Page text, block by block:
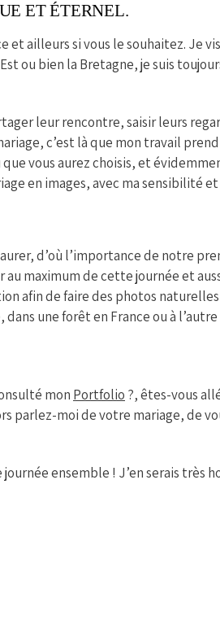
ET ÉTERNEL.
et ailleurs si vous le souhaitez. Je
ou bien la Bretagne, je suis
leur rencontre, saisir leurs
c’est là que mon travail
vous aurez choisis, et
en images, avec ma sensibilité
d’où l’importance de notre
maximum de cette journée et
afin de faire des photos
une forêt en France ou à
mon Portfolio ?, êtes-vous
parlez-moi de votre mariage, de
ensemble ! J’en serais très